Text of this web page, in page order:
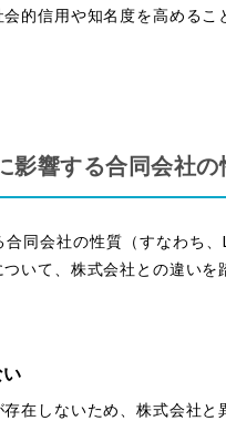
的信用や知名度を高めるこ
影響する合同会社の
合同会社の性質（すなわち、
いて、株式会社との違いを
在しないため、株式会社と